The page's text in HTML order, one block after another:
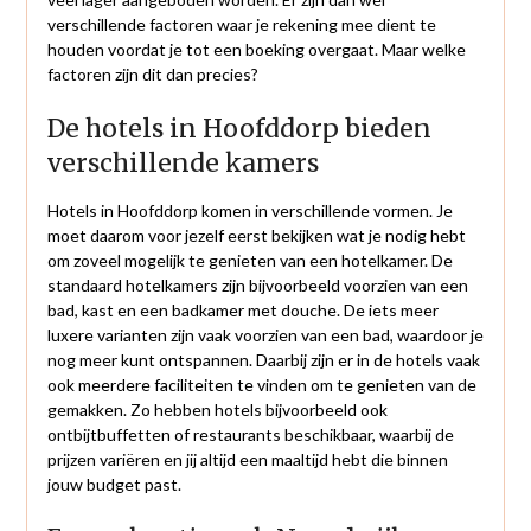
verschillende factoren waar je rekening mee dient te
houden voordat je tot een boeking overgaat. Maar welke
factoren zijn dit dan precies?
De hotels in Hoofddorp bieden
verschillende kamers
Hotels in Hoofddorp komen in verschillende vormen. Je
moet daarom voor jezelf eerst bekijken wat je nodig hebt
om zoveel mogelijk te genieten van een hotelkamer. De
standaard hotelkamers zijn bijvoorbeeld voorzien van een
bad, kast en een badkamer met douche. De iets meer
luxere varianten zijn vaak voorzien van een bad, waardoor je
nog meer kunt ontspannen. Daarbij zijn er in de hotels vaak
ook meerdere faciliteiten te vinden om te genieten van de
gemakken. Zo hebben hotels bijvoorbeeld ook
ontbijtbuffetten of restaurants beschikbaar, waarbij de
prijzen variëren en jij altijd een maaltijd hebt die binnen
jouw budget past.